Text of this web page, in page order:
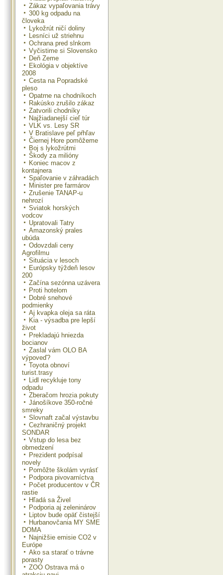
Zákaz vypaľovania trávy
300 kg odpadu na
človeka
Lykožrút ničí doliny
Lesníci už striehnu
Ochrana pred slnkom
Vyčistime si Slovensko
Deň Zeme
Ekológia v objektíve
2008
Cesta na Popradské
pleso
Opatrne na chodníkoch
Rakúsko zrušilo zákaz
Zatvorili chodníky
Najžiadanejší cieľ túr
VLK vs. Lesy SR
V Bratislave peľ pŕhľav
Čiernej Hore pomôžeme
Boj s lykožrútmi
Škody za milióny
Koniec macov z
kontajnera
Spaľovanie v záhradách
Minister pre farmárov
Zrušenie TANAP-u
nehrozí
Sviatok horských
vodcov
Upratovali Tatry
Amazonský prales
ubúda
Odovzdali ceny
Agrofilmu
Situácia v lesoch
Európsky týždeň lesov
200
Začína sezónna uzávera
Proti hotelom
Dobré snehové
podmienky
Aj kvapka oleja sa ráta
Kia - výsadba pre lepší
život
Prekladajú hniezda
bocianov
Zaslal vám OLO BA
výpoveď?
Toyota obnoví
turist.trasy
Lidl recykluje tony
odpadu
Zberačom hrozia pokuty
Jánošíkove 350-ročné
smreky
Slovnaft začal výstavbu
Cezhraničný projekt
SONDAR
Vstup do lesa bez
obmedzení
Prezident podpísal
novely
Pomôžte školám vyrásť
Podpora pivovarníctva
Počet producentov v ČR
rastie
Hľadá sa Živel
Podporia aj zeleninárov
Liptov bude opäť čistejší
Hurbanovčania MY SME
DOMA
Najnižšie emisie CO2 v
Európe
Ako sa starať o trávne
porasty
ZOO Ostrava má o